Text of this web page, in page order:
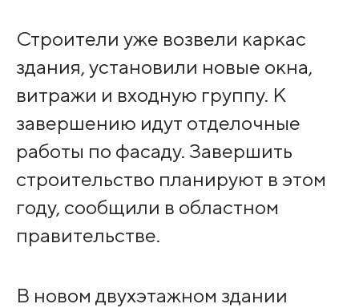
Строители уже возвели каркас
здания, установили новые окна,
витражи и входную группу. К
завершению идут отделочные
работы по фасаду. Завершить
строительство планируют в этом
году, сообщили в областном
правительстве.
В новом двухэтажном здании